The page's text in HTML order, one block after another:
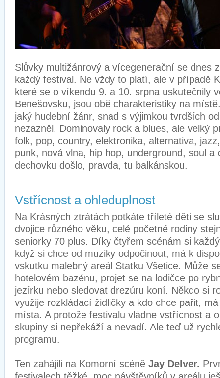
Slůvky multižánrový a vícegenerační se dnes
každý festival. Ne vždy to platí, ale v případě
které se o víkendu 9. a 10. srpna uskutečnily
Benešovsku, jsou obě charakteristiky na
jaký hudební žánr, snad s výjimkou tvrdších
nezazněl. Dominovaly rock a blues, ale velký
folk, pop, country, elektronika, alternativa,
punk, nová vlna, hip hop, underground, soul a
dechovku došlo, pravda, tu balkánskou.
Vstřícnost a ohleduplnost
Na Krásných ztrátách potkáte tříleté děti se
dvojice různého věku, celé početné rodiny
seniorky 70 plus. Díky čtyřem scénám si
když si chce od muziky odpočinout, má k
vskutku malebný areál Statku Všetice. Může
hotelovém bazénu, projet se na lodičce po
jezírku nebo sledovat drezúru koní. Někdo si
využije rozkládací židličky a kdo chce pařit,
místa. A protože festivalu vládne vstřícnost a
skupiny si nepřekáží a nevadí. Ale teď už
programu.
Ten zahájili na Komorní scéně Jay Delver.